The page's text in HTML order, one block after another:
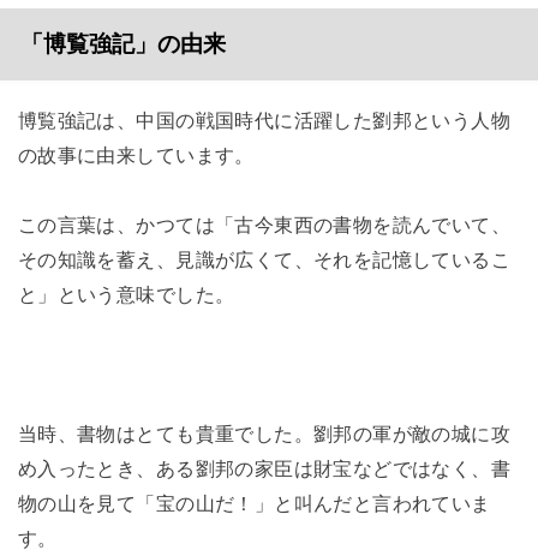
「博覧強記」の由来
博覧強記は、中国の戦国時代に活躍した劉邦という人物
の故事に由来しています。
この言葉は、かつては「古今東西の書物を読んでいて、
その知識を蓄え、見識が広くて、それを記憶しているこ
と」という意味でした。
当時、書物はとても貴重でした。劉邦の軍が敵の城に攻
め入ったとき、ある劉邦の家臣は財宝などではなく、書
物の山を見て「宝の山だ！」と叫んだと言われていま
す。